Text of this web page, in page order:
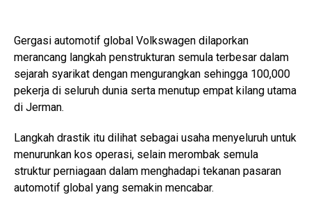
Gergasi automotif global Volkswagen dilaporkan
merancang langkah penstrukturan semula terbesar dalam
sejarah syarikat dengan mengurangkan sehingga 100,000
pekerja di seluruh dunia serta menutup empat kilang utama
di Jerman.
Langkah drastik itu dilihat sebagai usaha menyeluruh untuk
menurunkan kos operasi, selain merombak semula
struktur perniagaan dalam menghadapi tekanan pasaran
automotif global yang semakin mencabar.